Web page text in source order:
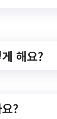
센
집
해요?
?